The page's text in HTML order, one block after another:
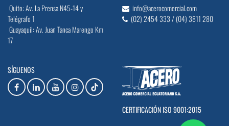
Quito: Av. La Prensa N45-14 y
Telégrafo 1
Guayaquil: Av. Juan Tanca Marengo Km
17
info@acerocomercial.com
(02) 2454 333 / (04) 3811 280
SÍGUENOS
CERTIFICACIÓN ISO 9001:2015